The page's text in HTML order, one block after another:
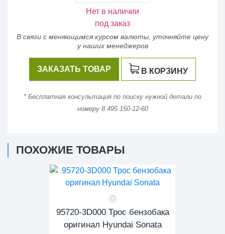
Нет в наличии
под заказ
В связи с меняющимся курсом валюты, уточняйте цену
у наших менеджеров
ЗАКАЗАТЬ ТОВАР В КОРЗИНУ
*Бесплатная консультация по поиску нужной детали по
номеру 8 495 150-12-60
ПОХОЖИЕ ТОВАРЫ
95720-3D000 Трос бензобака
оригинал Hyundai Sonata